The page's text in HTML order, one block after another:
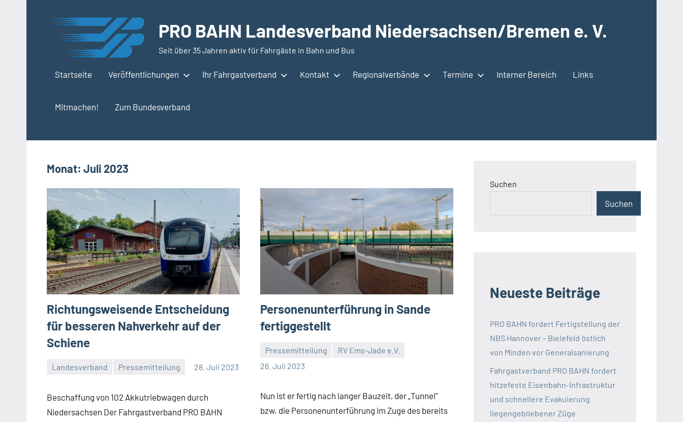
PRO BAHN Landesverband Niedersachsen/Bremen e. V.
Seit über 35 Jahren aktiv für Fahrgäste in Bahn und Bus
Startseite Veröffentlichungen Ihr Fahrgastverband Kontakt Regionalverbände Termine Interner Bereich Links
Mitmachen! Zum Bundesverband
Monat: Juli 2023
Richtungsweisende Entscheidung
für besseren Nahverkehr auf der
Schiene
Landesverband Pressemitteilung 28. Juli 2023
Beschaffung von 102 Akkutriebwagen durch
Niedersachsen Der Fahrgastverband PRO BAHN
Personenunterführung in Sande
fertiggestellt
Pressemitteilung
RV Ems-Jade e.V.
26. Juli 2023
Malte
Keine
Nun ist er fertig nach langer Bauzeit, der „Tunnel“
bzw. die Personenunterführung im Zuge des bereits
Suchen
Suchen
Neueste Beiträge
PRO BAHN fordert Fertigstellung der
NBS Hannover – Bielefeld östlich
von Minden vor Generalsanierung
Fahrgastverband PRO BAHN fordert
hitzefeste Eisenbahn-Infrastruktur
und schnellere Evakuierung
liegengebliebener Züge